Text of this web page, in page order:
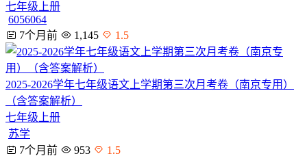
七年级上册
6056064
7个月前
1,145 1.5
2025-2026学年七年级语文上学期第三次月考卷（南京专用）
（含答案解析）
七年级上册
苏学
7个月前
953
1.5